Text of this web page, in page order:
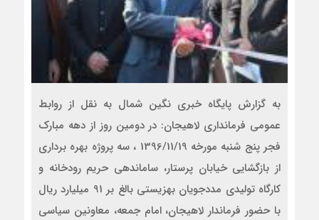
به گزارش پایگاه خبری نگین شمال به نقل از روابط
عمومی فرمانداری لاهیجان: در دومین روز از دهه مبارک
فجر پنج شنبه مورخه 1396/11/19 ، سه پروژه بهره برداری
از بازگشایی خیابان پرستار، ساماندهی حریم رودخانه و
کارگاه تولیدی مددجویان بهزیستی بالغ بر 91 میلیارد ریال
با حضور فرماندار لاهیجان، امام جمعه، معاونین سیاسی